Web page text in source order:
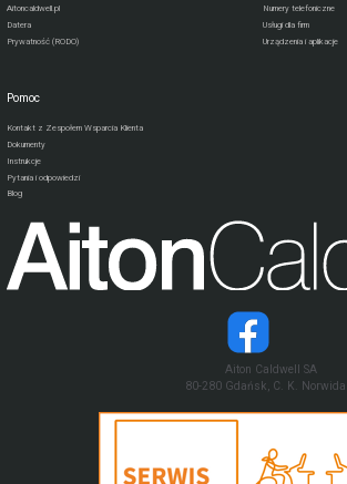
Aitoncaldwell.pl
Datera
Prywatność (RODO)
Numery telefoniczne
Usługi dla firm
Urządzenia i aplikacje
Pomoc
Kontakt z Zespołem Wsparcia Klienta
Dokumenty
Instrukcje
Pytania i odpowiedzi
Blog
Aiton Caldwell SA
80-280 Gdańsk, C. K. Norwida